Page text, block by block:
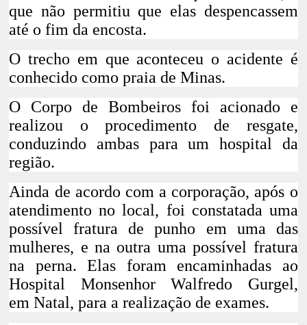
que não permitiu que elas despencassem
até o fim da encosta.
O trecho em que aconteceu o acidente é
conhecido como praia de Minas.
O Corpo de Bombeiros foi acionado e
realizou o procedimento de resgate,
conduzindo ambas para um hospital da
região.
Ainda de acordo com a corporação, após o
atendimento no local, foi constatada uma
possível fratura de punho em uma das
mulheres, e na outra uma possível fratura
na perna. Elas foram encaminhadas ao
Hospital Monsenhor Walfredo Gurgel,
emNatal, para a realização de exames.